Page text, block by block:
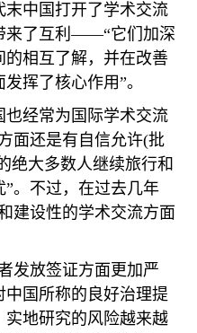
末中国打开了学术交流
来了互利——“它们加深
的相互了解，并在改善
挥了核心作用”。
经常为国际学术交流
面还是有自信允许(批
绝大多数人继续旅行和
。不过，在过去几年
建设性的学术交流方面
发放签证方面更加严
国所称的良好治理提
地研究的风险越来越